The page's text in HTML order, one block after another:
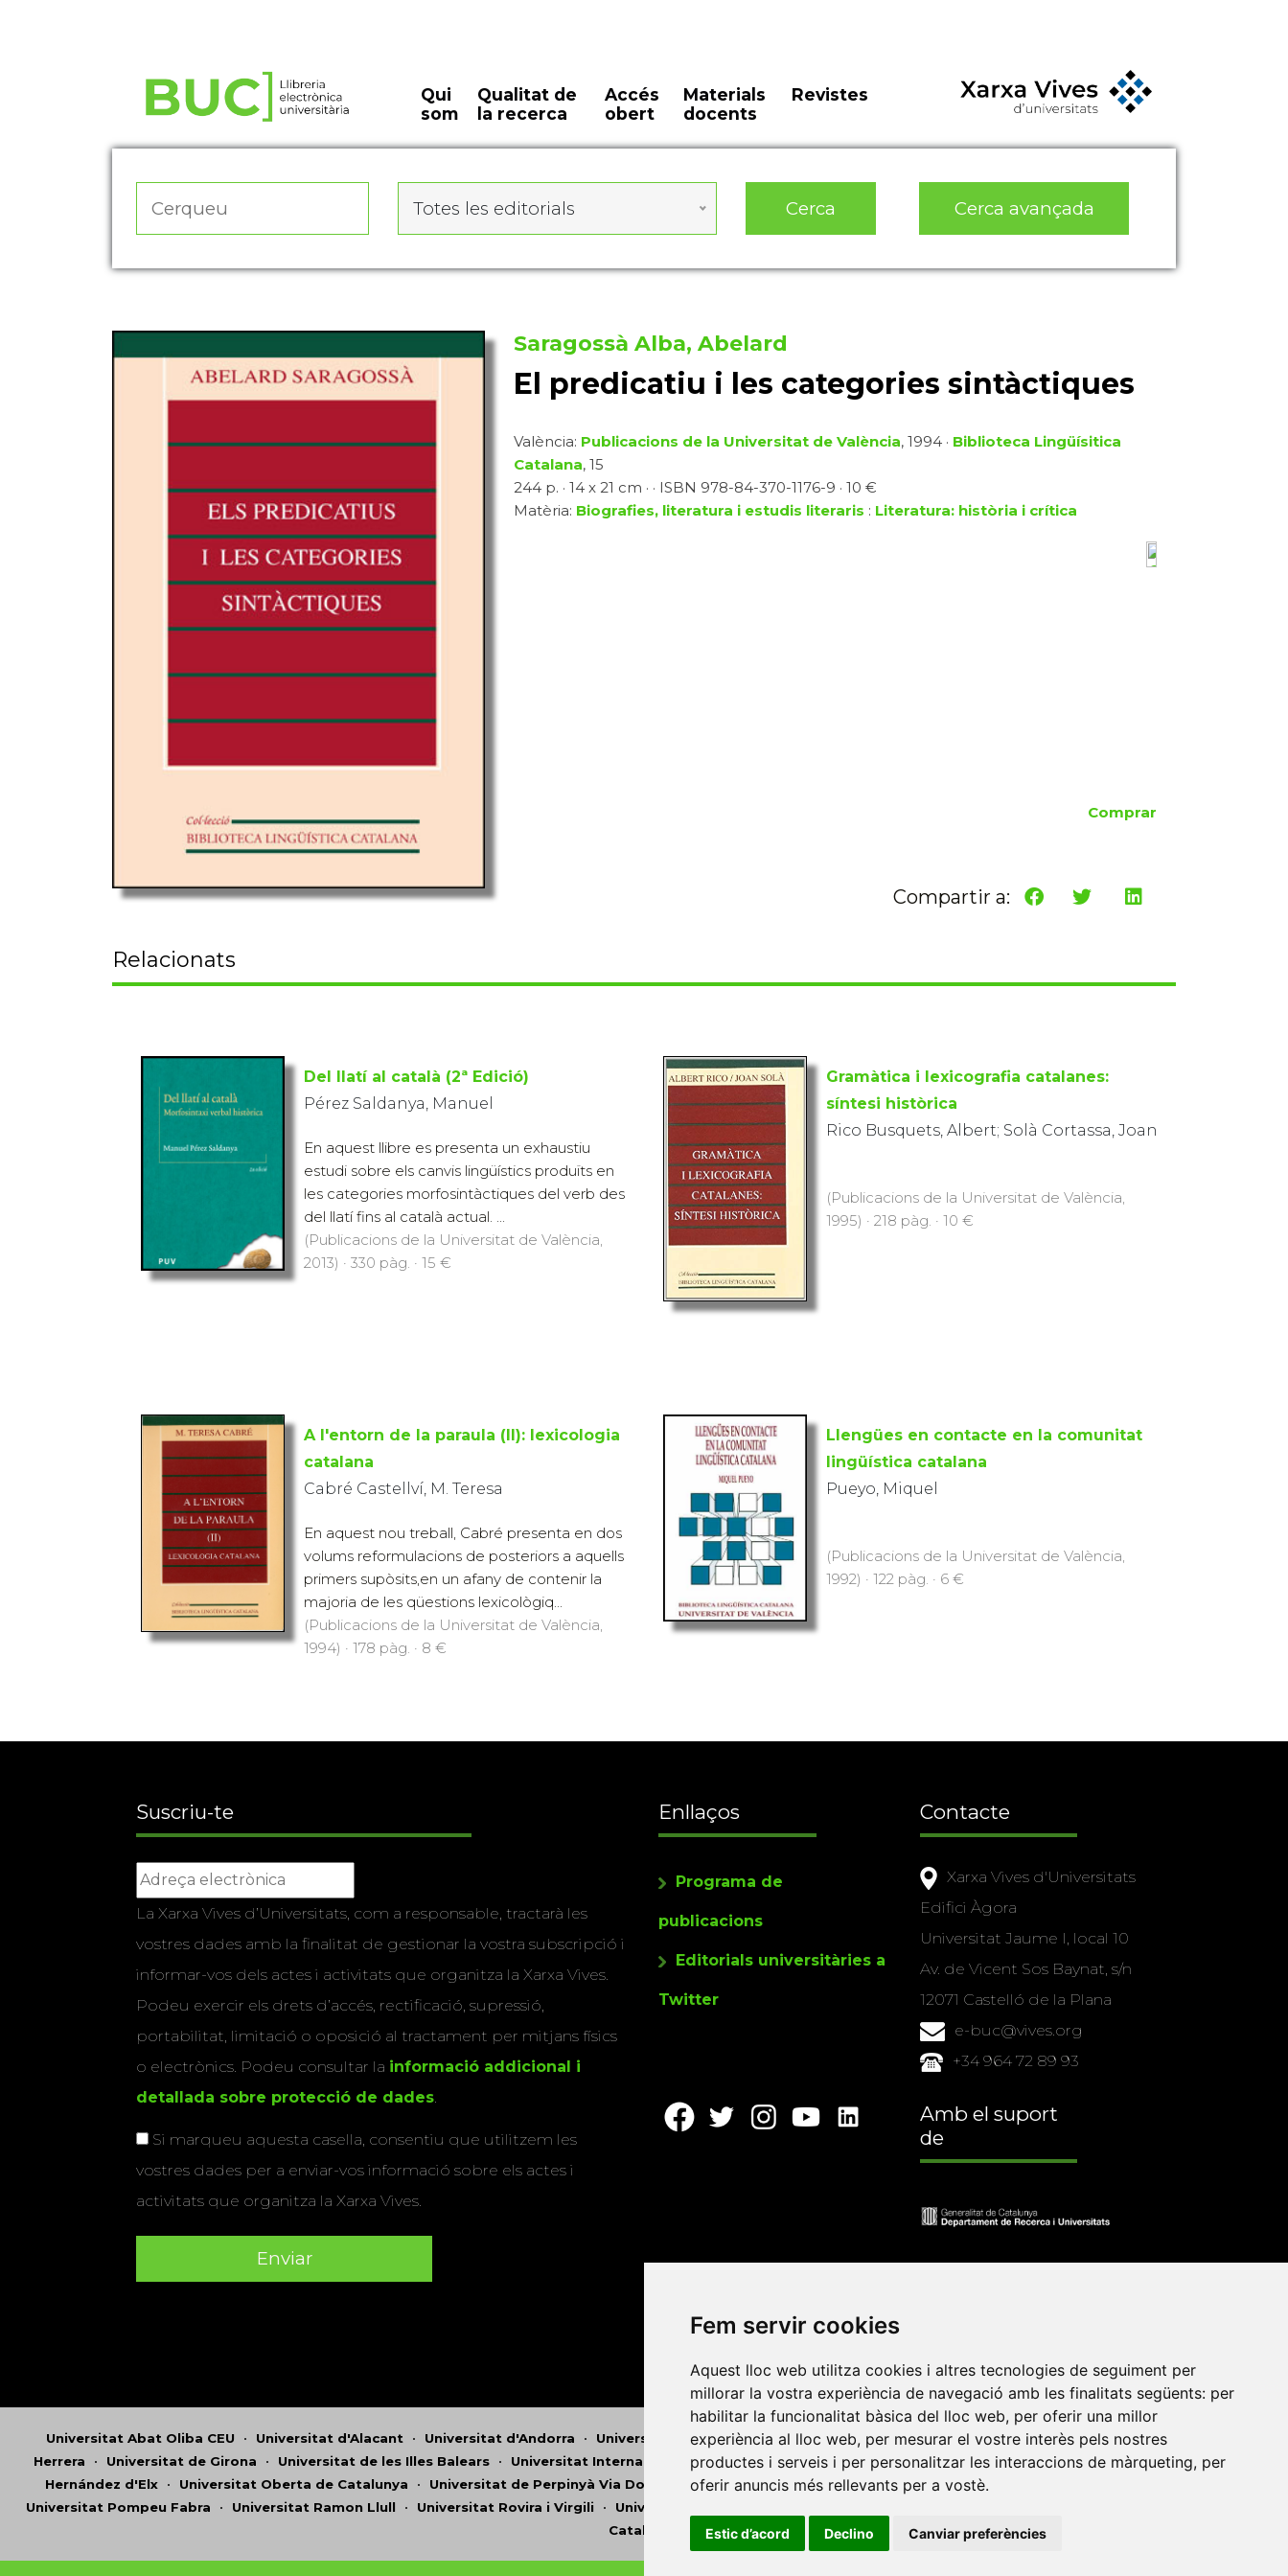
Fem servir cookies
Aquest lloc web utilitza cookies i altres tecnologies de seguiment per
millorar la vostra experiència de navegació amb les finalitats següents: per
habilitar la funcionalitat bàsica del lloc web, per oferir una millor
experiència al lloc web, per mesurar el vostre interès pels nostres
productes i serveis i per personalitzar les interaccions de màrqueting, per
oferir anuncis més rellevants per a vostè.
Estic d’acord Declino Canviar preferències
Qui
som
Qualitat de
la recerca
Accés
obert
Materials
docents
Revistes
Totes les editorials Cerca Cerca avançada
Saragossà Alba, Abelard
El predicatiu i les categories sintàctiques
València: Publicacions de la Universitat de València, 1994 · Biblioteca Lingüísitica
Catalana, 15
244 p. · 14 x 21 cm · · ISBN 978-84-370-1176-9 · 10 €
Matèria: Biografies, literatura i estudis literaris : Literatura: història i crítica
Comprar
Compartir a:
Relacionats
Del llatí al català (2ª Edició)
Pérez Saldanya, Manuel
En aquest llibre es presenta un exhaustiu
estudi sobre els canvis lingüístics produïts en
les categories morfosintàctiques del verb des
del llatí fins al català actual. ...
(Publicacions de la Universitat de València,
2013) · 330 pàg. · 15 €
Gramàtica i lexicografia catalanes:
síntesi històrica
Rico Busquets, Albert; Solà Cortassa, Joan
(Publicacions de la Universitat de València,
1995) · 218 pàg. · 10 €
A l'entorn de la paraula (II): lexicologia
catalana
Cabré Castellví, M. Teresa
En aquest nou treball, Cabré presenta en dos
volums reformulacions de posteriors a aquells
primers supòsits,en un afany de contenir la
majoria de les qüestions lexicològiq...
(Publicacions de la Universitat de València,
1994) · 178 pàg. · 8 €
Llengües en contacte en la comunitat
lingüística catalana
Pueyo, Miquel
(Publicacions de la Universitat de València,
1992) · 122 pàg. · 6 €
Suscriu-te
La Xarxa Vives d’Universitats, com a responsable, tractarà les
vostres dades amb la finalitat de gestionar la vostra subscripció i
informar-vos dels actes i activitats que organitza la Xarxa Vives.
Podeu exercir els drets d’accés, rectificació, supressió,
portabilitat, limitació o oposició al tractament per mitjans físics
o electrònics. Podeu consultar la informació addicional i
detallada sobre protecció de dades.
Si marqueu aquesta casella, consentiu que utilitzem les
vostres dades per a enviar-vos informació sobre els actes i
activitats que organitza la Xarxa Vives.
Enllaços
Programa de
publicacions
Editorials universitàries a
Twitter
Contacte
Xarxa Vives d'Universitats
Edifici Àgora
Universitat Jaume I, local 10
Av. de Vicent Sos Baynat, s/n
12071 Castelló de la Plana
e-buc@vives.org
+34 964 72 89 93
Amb el suport
de
Universitat Abat Oliba CEU • Universitat d'Alacant • Universitat d'Andorra • Universitat Autònoma de Barcelona•Universitat de Barcelona•Universitat CEU Cardenal
Herrera • Universitat de Girona • Universitat de les Illes Balears • Universitat Internacional de Catalunya•Universitat Jaume I•Universitat de Lleida •Universitat Miguel
Hernández d'Elx • Universitat Oberta de Catalunya • Universitat de Perpinyà Via Domitia •Universitat Politècnica de Catalunya•Universitat Politècnica de València
Universitat Pompeu Fabra • Universitat Ramon Llull • Universitat Rovira i Virgili • Universitat de Sàsser
Catalunya